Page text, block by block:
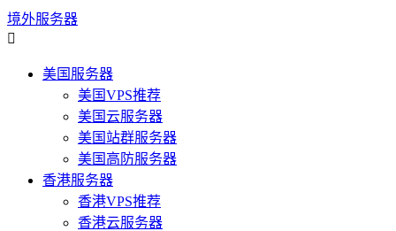
境外服务器

美国服务器
美国VPS推荐
美国云服务器
美国站群服务器
美国高防服务器
香港服务器
香港VPS推荐
香港云服务器